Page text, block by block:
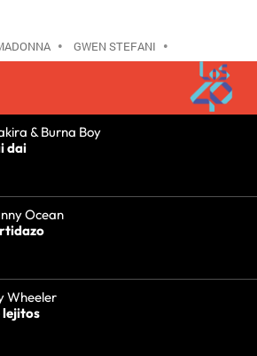
• GWEN STEFANI •
& Burna Boy
dai
Ocean
Wheeler
lejitos